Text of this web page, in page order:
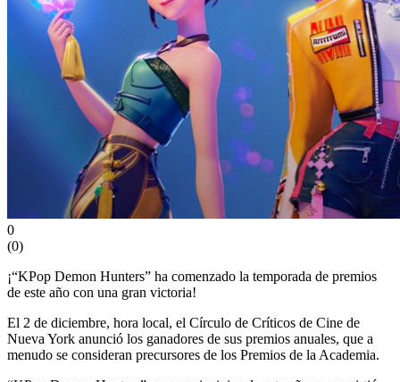
0
(0)
¡“KPop Demon Hunters” ha comenzado la temporada de premios
de este año con una gran victoria!
El 2 de diciembre, hora local, el Círculo de Críticos de Cine de
Nueva York anunció los ganadores de sus premios anuales, que a
menudo se consideran precursores de los Premios de la Academia.